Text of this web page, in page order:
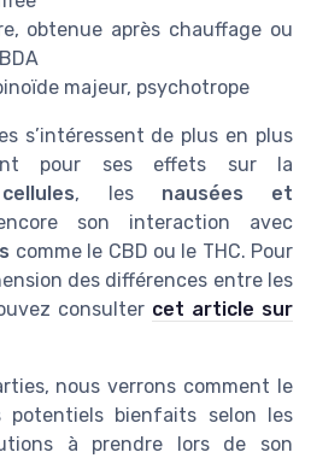
obtenue après chauffage ou
majeur, psychotrope
s’intéressent de plus en plus
pour ses effets sur la
, les nausées et
son interaction avec
comme le CBD ou le THC. Pour
des différences entre les
consulter cet article sur
nous verrons comment le
potentiels bienfaits selon les
à prendre lors de son